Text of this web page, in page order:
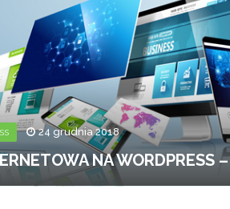
24 grudnia 2018
NA WORDPRESS